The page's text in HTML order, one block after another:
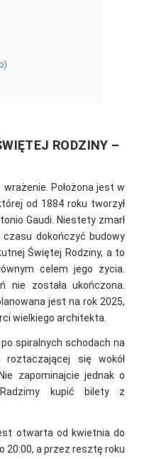
RODZINY –
Położona jest w
od 1884 roku tworzył
Gaudi. Niestety zmarł
dokończyć budowy
Świętej Rodziny, a to
celem jego życia.
nie została ukończona.
jest na rok 2025,
wielkiego architekta.
spiralnych schodach na
się wokół
zapominajcie jednak o
kupić bilety z
otwarta od kwietnia do
20:00, a przez resztę roku